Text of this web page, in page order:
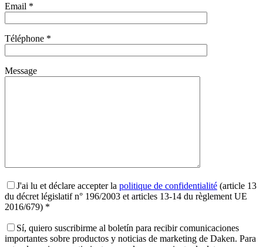
Email *
Téléphone *
Message
J'ai lu et déclare accepter la politique de confidentialité (article 13
du décret législatif n° 196/2003 et articles 13-14 du règlement UE
2016/679) *
Sí, quiero suscribirme al boletín para recibir comunicaciones
importantes sobre productos y noticias de marketing de Daken. Para